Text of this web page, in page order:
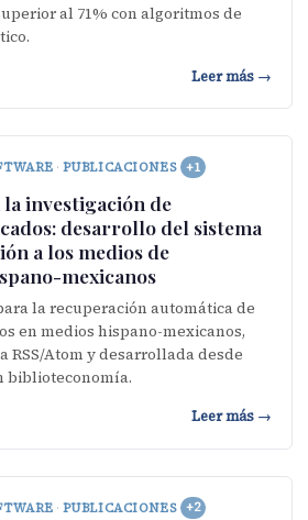
al 71% con algoritmos de
Leer más →
· PUBLICACIONES +1
investigación de
desarrollo del sistema
a los medios de
mexicanos
la recuperación automática de
en medios hispano-mexicanos,
RSS/Atom y desarrollada desde
biblioteconomía.
Leer más →
· PUBLICACIONES +2